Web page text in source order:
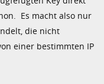
Es macht also nur
die nicht
einer bestimmten IP